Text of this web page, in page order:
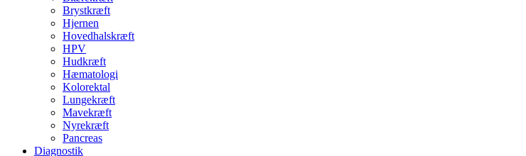
Brystkræft
Hjernen
Hovedhalskræft
HPV
Hudkræft
Hæmatologi
Kolorektal
Lungekræft
Mavekræft
Nyrekræft
Pancreas
Diagnostik